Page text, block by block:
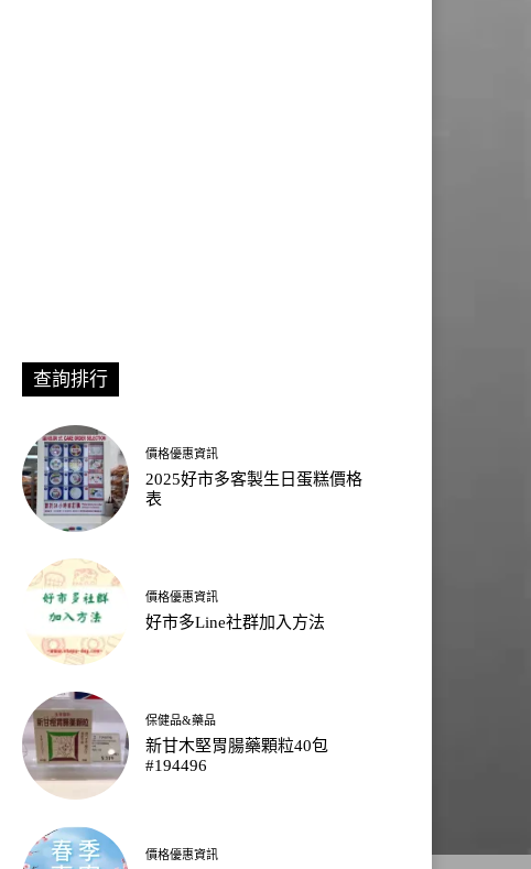
查詢排行
價格優惠資訊
2025好市多客製生日蛋糕價格
表
價格優惠資訊
好市多Line社群加入方法
保健品&藥品
新甘木堅胃腸藥顆粒40包
#194496
價格優惠資訊